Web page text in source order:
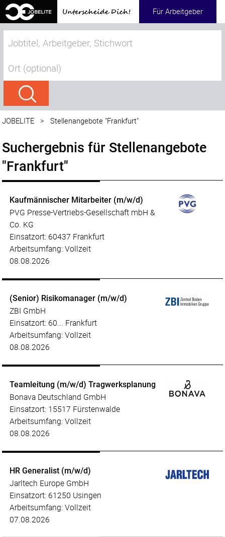
Für Arbeitgeber
JOBELITE >Stellenangebote "Frankfurt"
Suchergebnis für Stellenangebote
"Frankfurt"
Kaufmännischer Mitarbeiter (m/w/d)
PVG Presse-Vertriebs-Gesellschaft mbH &
Co. KG
Einsatzort: 60437 Frankfurt
Arbeitsumfang: Vollzeit
08.08.2026
(Senior) Risikomanager (m/w/d)
ZBI GmbH
Einsatzort: 60... Frankfurt
Arbeitsumfang: Vollzeit
08.08.2026
Teamleitung (m/w/d) Tragwerksplanung
Bonava Deutschland GmbH
Einsatzort: 15517 Fürstenwalde
Arbeitsumfang: Vollzeit
08.08.2026
HR Generalist (m/w/d)
Jarltech Europe GmbH
Einsatzort: 61250 Usingen
Arbeitsumfang: Vollzeit
07.08.2026